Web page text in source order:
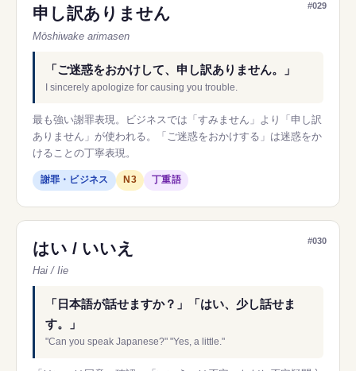
#029
申し訳ありません
Mōshiwake arimasen
「ご迷惑をおかけして、申し訳ありません。」
I sincerely apologize for causing you trouble.
最も強い謝罪表現。ビジネスでは「すみません」より「申し訳
ありません」が使われる。「ご迷惑をおかけする」は迷惑をか
けることの丁寧表現。
謝罪・ビジネス N3 丁重語
#030
はい / いいえ
Hai / Iie
「日本語が話せますか？」「はい、少し話せま
す。」
"Can you speak Japanese?" "Yes, a little."